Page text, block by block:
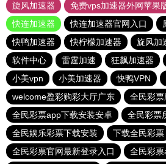
旋风加速器
免费vps加速器外网苹果
快连加速器
快连加速器官网入口
快鸭加速器
快柠檬加速器 旋风加
软件中心
雷霆加速 狂飙加速器
小美vpn
小美加速器 快鸭VPN
welcome盈彩购彩大厅广东
全民彩
全民彩票app下载安装安卓
全民彩票
全民娱乐彩票下载安装
下载全民彩票
全民彩票官网最新登录入口
全民彩